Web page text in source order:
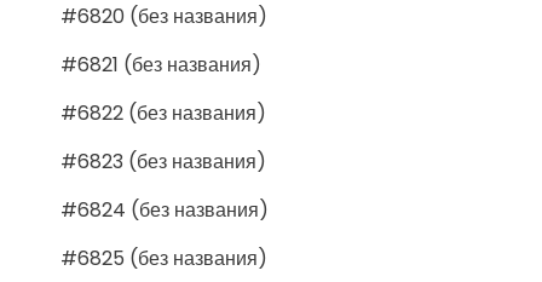
#6820 (без названия)
#6821 (без названия)
#6822 (без названия)
#6823 (без названия)
#6824 (без названия)
#6825 (без названия)